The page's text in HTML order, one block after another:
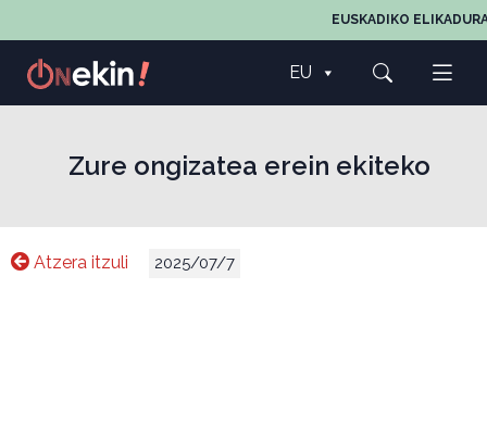
EUSKADIKO
EU
Zure ongizatea erein ekiteko
Atzera itzuli 2025/07/7